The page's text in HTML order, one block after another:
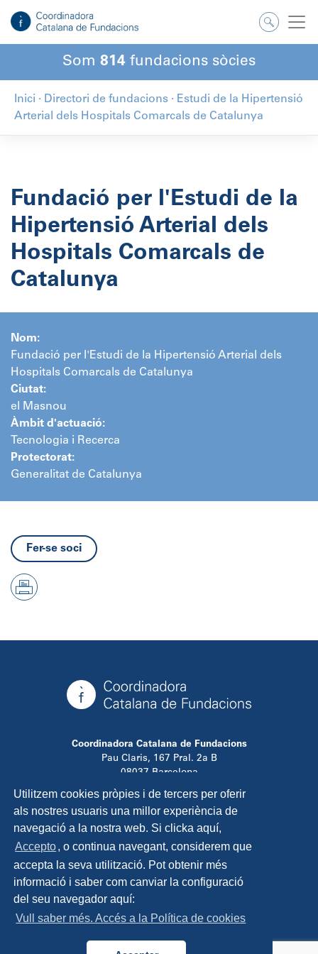
Utilitzem cookies pròpies i de tercers per oferir
als nostres usuaris una millor experiència de
navegació a la nostra web. Si clicka aquí,
Accepto, o continua navegant, considerem que
accepta la seva utilització. Pot obtenir més
informació i saber com canviar la configuració
del seu navegador aquí:
Vull saber més. Accés a la Política de cookies
contingut
Som 814 fundacions sòcies
Inici · Directori de fundacions · Estudi de la Hipertensió
Arterial dels Hospitals Comarcals de Catalunya
Fundació per l'Estudi de la
Hipertensió Arterial dels
Hospitals Comarcals de
Catalunya
Nom:
Fundació per l'Estudi de la Hipertensió Arterial dels
Hospitals Comarcals de Catalunya
Ciutat:
el Masnou
Àmbit d'actuació:
Tecnologia i Recerca
Protectorat:
Generalitat de Catalunya
Fer-se soci
Coordinadora Catalana de Fundacions
Pau Claris, 167 Pral. 2a B
08037 Barcelona
T. 934 881 480
info@ccfundacions.cat
Contacta
Política de privadesa
Política de cookies